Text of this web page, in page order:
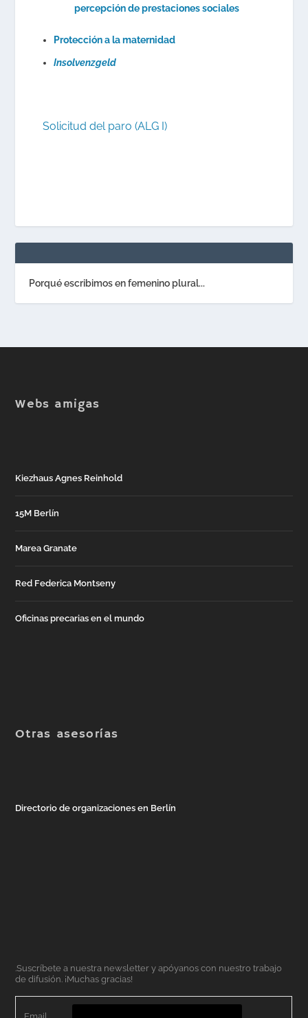
percepción de prestaciones sociales
Protección a la maternidad
Insolvenzgeld
Solicitud del paro (ALG I)
Porqué escribimos en femenino plural...
Webs amigas
Kiezhaus Agnes Reinhold
15M Berlín
Marea Granate
Red Federica Montseny
Oficinas precarias en el mundo
Otras asesorías
Directorio de organizaciones en Berlín
.Suscríbete a nuestra newsletter y apóyanos con nuestro trabajo
de difusión. ¡Muchas gracias!